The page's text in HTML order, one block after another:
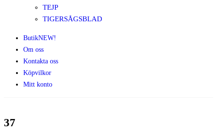
TEJP
TIGERSÅGSBLAD
ButikNEW!
Om oss
Kontakta oss
Köpvilkor
Mitt konto
37